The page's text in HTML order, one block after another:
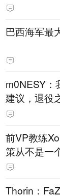
巴西海军最
m0NESY：
建议，退役
前VP教练
策从不是一
Thorin：